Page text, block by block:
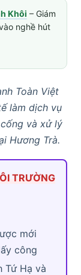
Khôi – Giám
nghề hút
Toàn Việt
làm dịch vụ
và xử lý
Hương Trà.
TRƯỜNG
mới
công
Tứ Hạ và